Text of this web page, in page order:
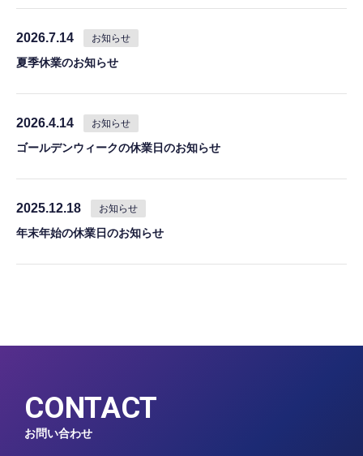
2026.7.14 お知らせ
夏季休業のお知らせ
2026.4.14 お知らせ
ゴールデンウィークの休業日のお知らせ
2025.12.18 お知らせ
年末年始の休業日のお知らせ
CONTACT
お問い合わせ